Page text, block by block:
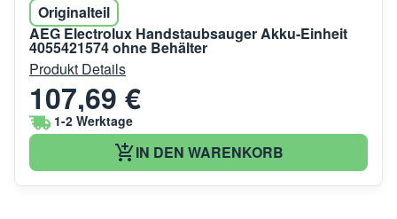
Originalteil
AEG Electrolux Handstaubsauger Akku-Einheit
4055421574 ohne Behälter
Produkt Details
107,69 €
1-2 Werktage
IN DEN WARENKORB